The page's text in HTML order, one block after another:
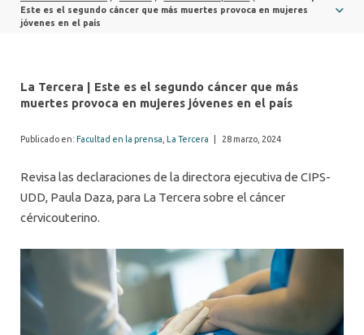
Este es el segundo cáncer que más muertes provoca en mujeres
jóvenes en el país
La Tercera | Este es el segundo cáncer que más
muertes provoca en mujeres jóvenes en el país
Publicado en: Facultad en la prensa La Tercera 28 marzo, 2024
Revisa las declaraciones de la directora ejecutiva de CIPS-
UDD, Paula Daza, para La Tercera sobre el cáncer
cérvicouterino.